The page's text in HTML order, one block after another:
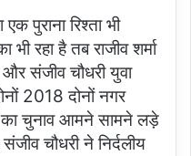
पुराना रिश्ता भी
रहा है तब राजीव शर्मा
संजीव चौधरी युवा
2018 दोनों नगर
का चुनाव आमने सामने लड़े
चौधरी ने निर्दलीय